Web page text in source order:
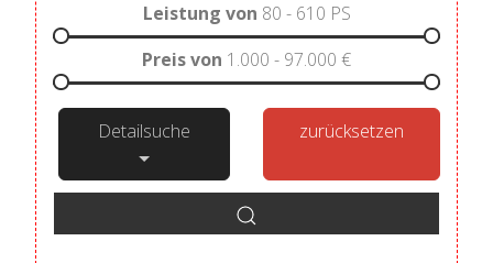
Leistung von 80 - 610 PS
Preis von 1.000 - 97.000 €
Detailsuche zurücksetzen